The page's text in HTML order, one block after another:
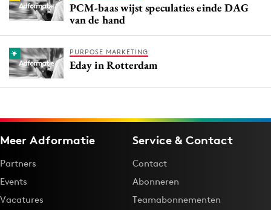
PCM-baas wijst speculaties einde DAG
van de hand
PURPOSE MARKETING
Eday in Rotterdam
Meer Adformatie
Partners
Events
Vacatures
Service & Contact
Contact
Abonneren
Teamabonnementen